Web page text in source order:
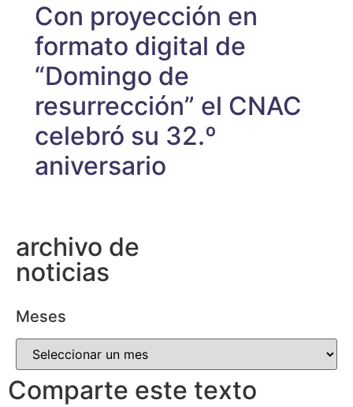
Con proyección en
formato digital de
“Domingo de
resurrección” el CNAC
celebró su 32.º
aniversario
archivo de
noticias
Meses
Comparte este texto